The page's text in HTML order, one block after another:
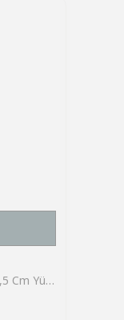
Eglo 901112 "FIORANA" 140,5 Cm Yüksekliğinde Çelik Köşe Lambası Lambader